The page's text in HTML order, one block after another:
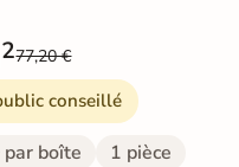
77,20 €
conseillé
par boîte 1 pièce